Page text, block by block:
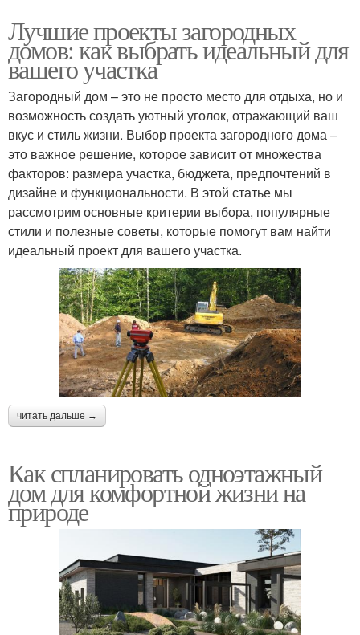
Лучшие проекты загородных
домов: как выбрать идеальный для
вашего участка
Загородный дом – это не просто место для отдыха, но и
возможность создать уютный уголок, отражающий ваш
вкус и стиль жизни. Выбор проекта загородного дома –
это важное решение, которое зависит от множества
факторов: размера участка, бюджета, предпочтений в
дизайне и функциональности. В этой статье мы
рассмотрим основные критерии выбора, популярные
стили и полезные советы, которые помогут вам найти
идеальный проект для вашего участка.
читать дальше →
Как спланировать одноэтажный
дом для комфортной жизни на
природе